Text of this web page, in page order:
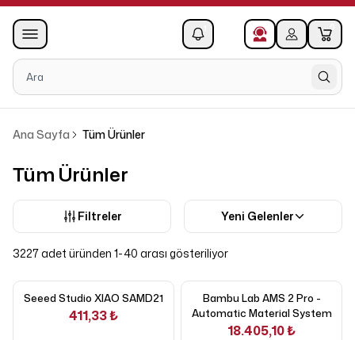
0
Ana Sayfa Tüm Ürünler
Tüm Ürünler
Filtreler Yeni Gelenler
3227 adet üründen 1-40 arası gösteriliyor
Seeed Studio XIAO SAMD21
411,33 ₺
Bambu Lab AMS 2 Pro -
Automatic Material System
18.405,10 ₺